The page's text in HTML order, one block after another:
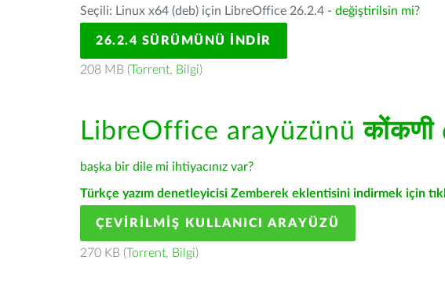
Seçili: Linux x64 (deb) için LibreOffice 26.2.4 - değiştirilsin mi?
26.2.4 SÜRÜMÜNÜ İNDIR
208 MB (Torrent, Bilgi)
LibreOffice arayüzünüकोंकणी
başka bir dile mi ihtiyacınız var?
Türkçe yazım denetleyicisi Zemberek eklentisini indirmek için
ÇEVIRILMIŞ KULLANICI ARAYÜZÜ
270 KB (Torrent, Bilgi)